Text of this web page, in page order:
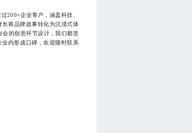
200+企业客户，涵盖科技、
将品牌故事转化为沉浸式体
的创意环节设计，我们都坚
内形成口碑，欢迎随时联系